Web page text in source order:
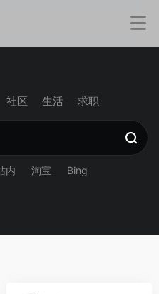
社区 生活 求职
内 淘宝 Bing